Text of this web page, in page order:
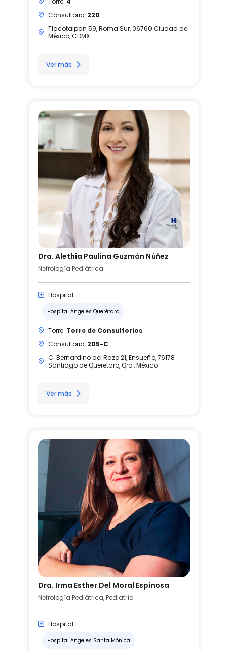
Consultorio: 220
Tlacotalpan 59, Roma Sur, 06760 Ciudad de
México, CDMX
Ver más
Dra. Alethia Paulina Guzmán Núñez
Nefrología Pediátrica
Hospital:
Hospital Angeles Querétaro
Torre: Torre de Consultorios
Consultorio: 205-C
C. Bernardino del Razo 21, Ensueño, 76178
Santiago de Querétaro, Qro., México
Ver más
Dra. Irma Esther Del Moral Espinosa
Nefrología Pediátrica, Pediatría
Hospital:
Hospital Angeles Santa Mónica